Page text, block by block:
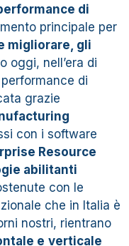
di
principale per
migliorare, gli
oggi, nell’era di
di
grazie
con i software
Resource
abilitanti
con le
che in Italia è
nostri, rientrano
e verticale